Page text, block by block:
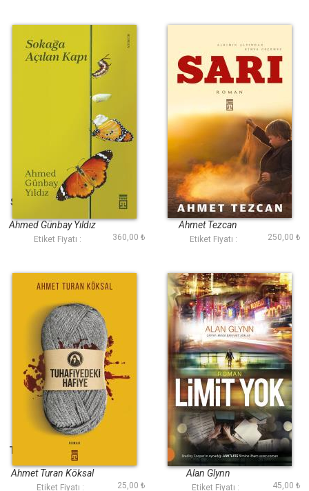
Sokağa Açılan Kapı
Ahmed Günbay Yıldız
Etiket Fiyatı : 360,00 ₺
Sarı
Ahmet Tezcan
Etiket Fiyatı : 250,00 ₺
Tuhafiyedeki Hafiye
Ahmet Turan Köksal
Etiket Fiyatı : 25,00 ₺
Limit Yok
Alan Glynn
Etiket Fiyatı : 45,00 ₺